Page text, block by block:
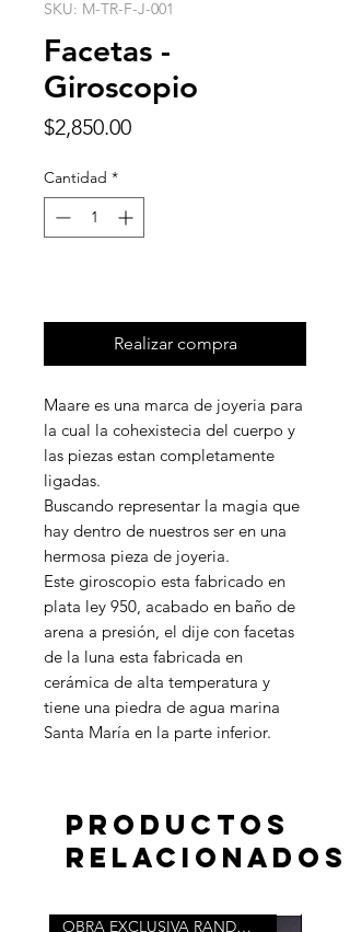
SKU: M-TR-F-J-001
Facetas -
Giroscopio
$2,850.00Precio
Cantidad *
Realizar compra
Maare es una marca de joyeria para
la cual la cohexistecia del cuerpo y
las piezas estan completamente
ligadas.
Buscando representar la magia que
hay dentro de nuestros ser en una
hermosa pieza de joyeria.
Este giroscopio esta fabricado en
plata ley 950, acabado en baño de
arena a presión, el dije con facetas
de la luna esta fabricada en
cerámica de alta temperatura y
tiene una piedra de agua marina
Santa María en la parte inferior.
Productos
relacionados
OBRA EXCLUSIVA RANDOM ROOM